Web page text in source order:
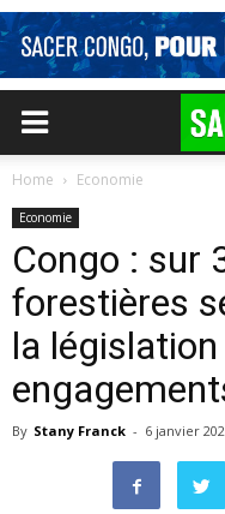
Home Economie
Economie
Congo : sur
forestières
la
By Stany Franck - 6 janvier